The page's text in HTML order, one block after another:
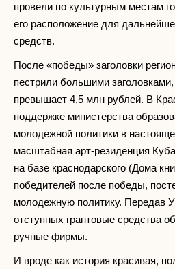
провели по культурным местам
его расположение для
средств.
После «победы» заголовки
пестрили большими
превышает 4,5 млн рублей. В
поддержке министерства
молодежной политики в
масштабная арт-резиденция
на базе краснодарского (Дома
победителей после победы,
молодежную политику. Передав
отступных грантовые средства
ручные фирмы.
И вроде как история красивая,